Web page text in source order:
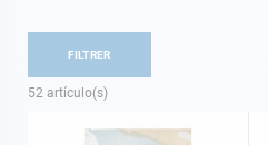
52 artículo(s)
FILTRER